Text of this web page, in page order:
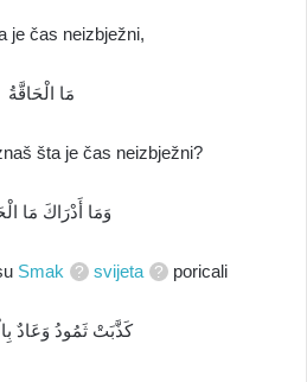
je čas neizbježni,
مَا الْحَاقَّةُ
šta je čas neizbježni?
وَمَا أَدْرَاكَ مَا
Smak svijeta poricali
كَذَّبَتْ ثَمُودُ وَعَادٌ